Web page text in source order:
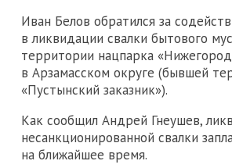
Иван Белов обратился за
в ликвидации свалки бытового
территории нацпарка
в Арзамасском округе (бывшей
«Пустынский заказник»).
Как сообщил Андрей Гнеушев,
несанкционированной свалки
на ближайшее время.